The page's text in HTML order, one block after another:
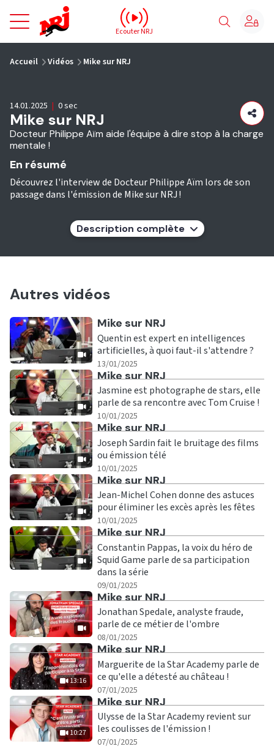
NRJ - Accueil
Ecouter NRJ
Accueil Vidéos Mike sur NRJ
Mike sur NRJ
Docteur Philippe Aïm aide l'équipe à dire stop à la charge
mentale !
14.01.2025 | 0 sec
En résumé
Découvrez l'interview de Docteur Philippe Aïm lors de son
passage dans l'émission de Mike sur NRJ !
Description complète
Autres vidéos
Ecouter
Mike sur NRJ
Quentin est expert en intelligences
artificielles, à quoi faut-il s'attendre ?
13/01/2025
Ecouter
Mike sur NRJ
Jasmine est photographe de stars, elle
parle de sa rencontre avec Tom Cruise !
10/01/2025
Ecouter
Mike sur NRJ
Joseph Sardin fait le bruitage des films
ou émission télé
10/01/2025
Ecouter
Mike sur NRJ
Jean-Michel Cohen donne des astuces
pour éliminer les excès après les fêtes
10/01/2025
Ecouter
Mike sur NRJ
Constantin Pappas, la voix du héro de
Squid Game parle de sa participation
dans la série
09/01/2025
Ecouter
Mike sur NRJ
Jonathan Spedale, analyste fraude,
parle de ce métier de l'ombre
08/01/2025
13:16
Ecouter
Mike sur NRJ
Marguerite de la Star Academy parle de
ce qu'elle a détesté au château !
07/01/2025
10:27
Ecouter
Mike sur NRJ
Ulysse de la Star Academy revient sur
les coulisses de l'émission !
07/01/2025